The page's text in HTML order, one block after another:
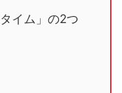
イム」の2つ